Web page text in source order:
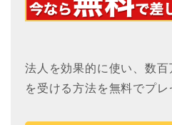
法人を効果的に使い、数
を受ける方法を無料でプレ